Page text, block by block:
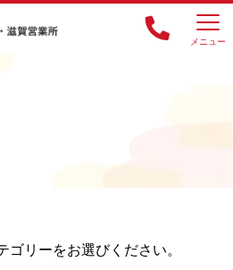
メニュー
ゴリーをお選びください。